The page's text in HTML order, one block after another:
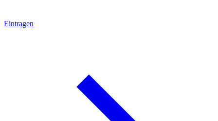
Eintragen